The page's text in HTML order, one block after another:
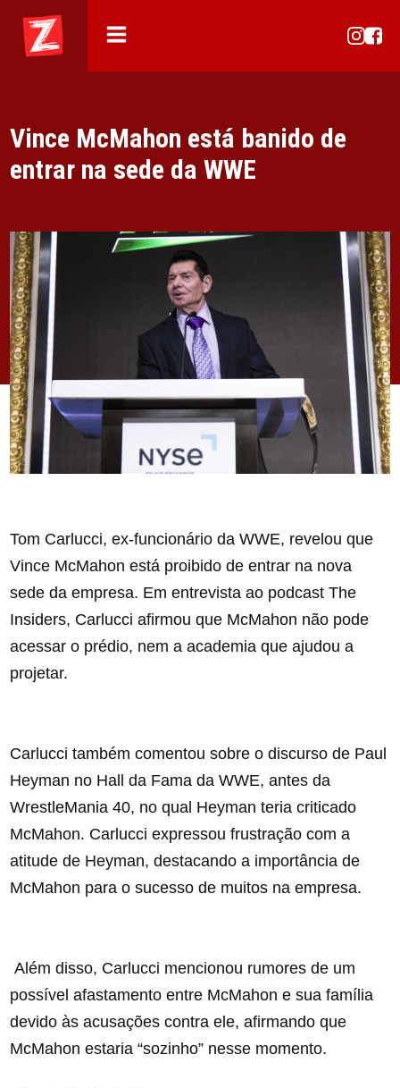
Vince McMahon está banido de
entrar na sede da WWE
Tom Carlucci, ex-funcionário da WWE, revelou que
Vince McMahon está proibido de entrar na nova
sede da empresa. Em entrevista ao podcast The
Insiders, Carlucci afirmou que McMahon não pode
acessar o prédio, nem a academia que ajudou a
projetar.
Carlucci também comentou sobre o discurso de Paul
Heyman no Hall da Fama da WWE, antes da
WrestleMania 40, no qual Heyman teria criticado
McMahon. Carlucci expressou frustração com a
atitude de Heyman, destacando a importância de
McMahon para o sucesso de muitos na empresa.
Além disso, Carlucci mencionou rumores de um
possível afastamento entre McMahon e sua família
devido às acusações contra ele, afirmando que
McMahon estaria “sozinho” nesse momento.